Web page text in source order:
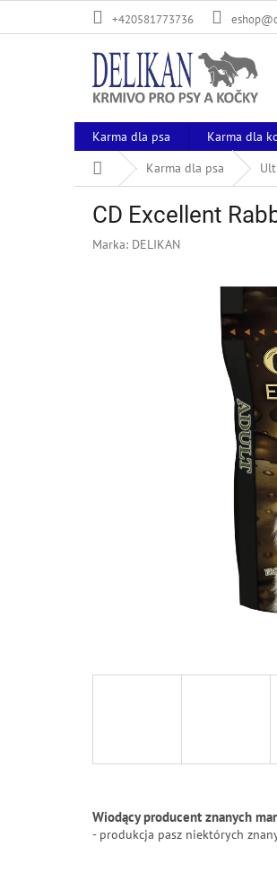
+420581773736
Karma dla psa Karma dla
Home
Karma dla psa
CD Excellent
Marka: DELIKAN
Wiodący producent znanych
- produkcja pasz niektórych